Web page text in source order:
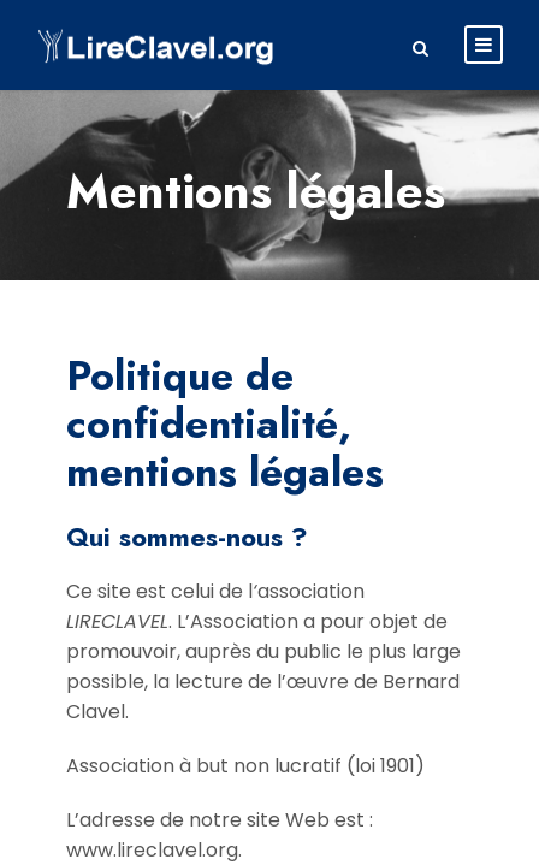
Mentions légales
Politique de
confidentialité,
mentions légales
Qui sommes-nous ?
Ce site est celui de l‘association
LIRECLAVEL. L’Association a pour objet de
promouvoir, auprès du public le plus large
possible, la lecture de l’œuvre de Bernard
Clavel.
Association à but non lucratif (loi 1901)
L’adresse de notre site Web est :
www.lireclavel.org.